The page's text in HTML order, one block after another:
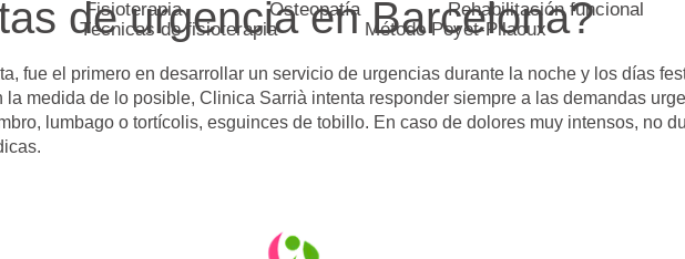
Fisioterapia Osteopatía
Rehabilitación funcional
Técnicas de fisioterapia
Método Poyet-Pilaoux
de urgencia en Barcelona?
fue el primero en desarrollar un servicio de urgencias durante la noche y los días
medida de lo posible, Clinica Sarrià intenta responder siempre a las demandas
lumbago o tortícolis, esguinces de tobillo. En caso de dolores muy intensos, no